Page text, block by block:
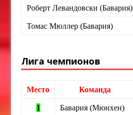
Роберт Левандовски (Бавария)
Томас Мюллер (Бавария)
Лига чемпионов
Место Команда
1 Бавария (Мюнхен)